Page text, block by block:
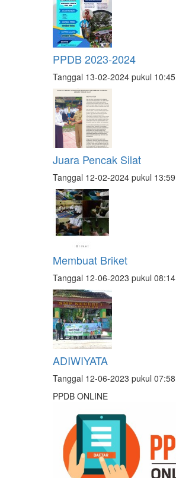
PPDB 2023-2024
Tanggal 13-02-2024 pukul 10:45
Juara Pencak Silat
Tanggal 12-02-2024 pukul 13:59
Membuat Briket
Tanggal 12-06-2023 pukul 08:14
ADIWIYATA
Tanggal 12-06-2023 pukul 07:58
PPDB ONLINE